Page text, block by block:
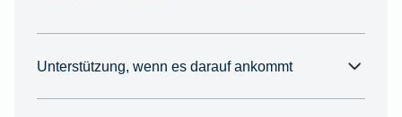
Unterstützung, wenn es darauf ankommt